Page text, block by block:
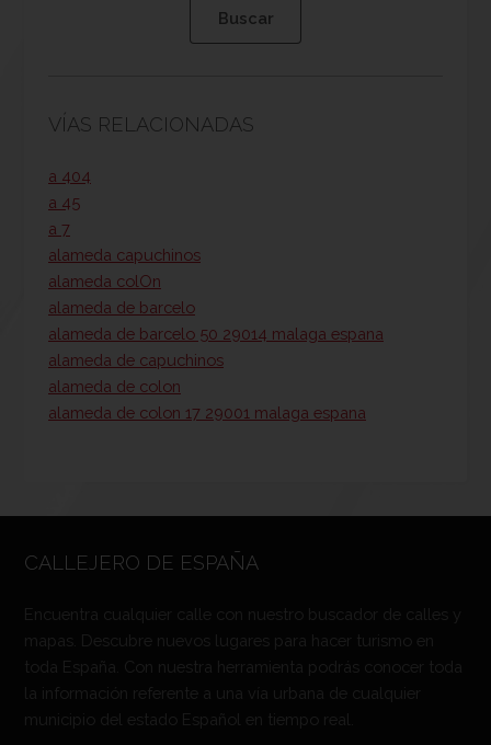
VÍAS RELACIONADAS
a 404
a 45
a 7
alameda capuchinos
alameda colOn
alameda de barcelo
alameda de barcelo 50 29014 malaga espana
alameda de capuchinos
alameda de colon
alameda de colon 17 29001 malaga espana
CALLEJERO DE ESPAÑA
Encuentra cualquier calle con nuestro buscador de calles y
mapas. Descubre nuevos lugares para hacer turismo en
toda España. Con nuestra herramienta podrás conocer toda
la información referente a una vía urbana de cualquier
municipio del estado Español en tiempo real.